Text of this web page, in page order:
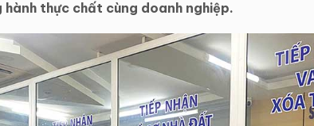
hành thực chất cùng doanh nghiệp.